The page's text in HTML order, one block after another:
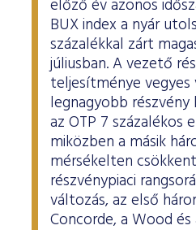
ESG Útmutató
előző év azonos
BUX index a nyár
százalékkal zárt
júliusban. A vezető
teljesítménye
legnagyobb
az OTP 7 százalékos
miközben a másik
mérsékelten
részvénypiaci
változás, az első
Concorde, a Wood